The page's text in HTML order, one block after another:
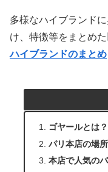
多様なハイブランド
け、特徴等をまとめ
ハイブランドのまとめ
ゴヤールとは
パリ本店の場
本店で人気の